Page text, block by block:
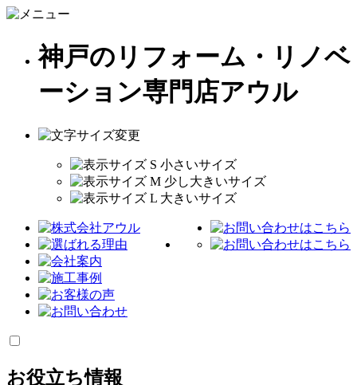
神戸のリフォーム・リノベ
ーション専門店アウル
お役立ち情報